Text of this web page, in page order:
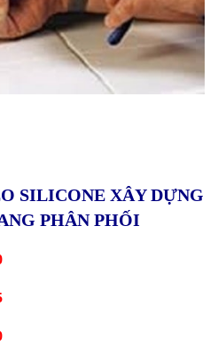
SILICONE XÂY DỰNG
PHÂN PHỐI